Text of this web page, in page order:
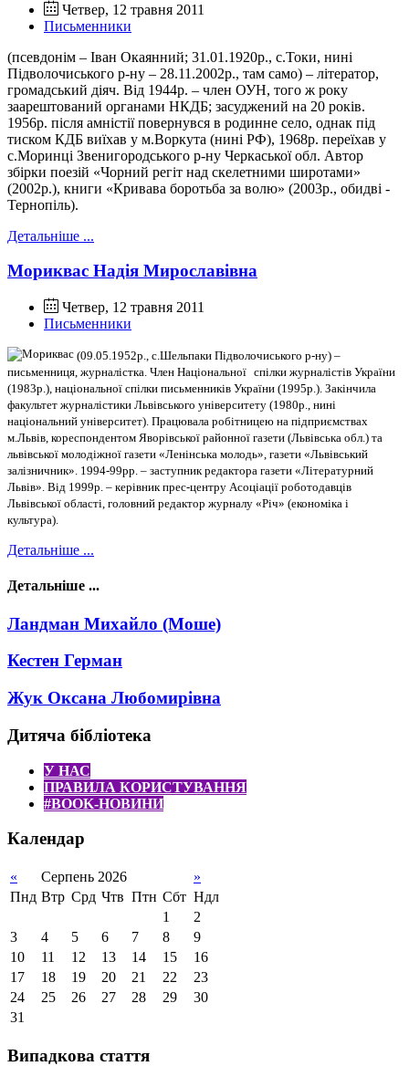
Четвер, 12 травня 2011
Письменники
(псевдонім – Іван Окаянний; 31.01.1920р., с.Токи, нині
Підволочиського р-ну – 28.11.2002р., там само) – літератор,
громадський діяч. Від 1944р. – член ОУН, того ж року
заарештований органами НКДБ; засуджений на 20 років.
1956р. після амністії повернувся в родинне село, однак під
тиском КДБ виїхав у м.Воркута (нині РФ), 1968р. переїхав у
с.Моринці Звенигородського р-ну Черкаської обл. Автор
збірки поезій «Чорний регіт над скелетними широтами»
(2002р.), книги «Кривава боротьба за волю» (2003р., обидві -
Тернопіль).
Детальніше ...
Мориквас Надія Мирославівна
Четвер, 12 травня 2011
Письменники
(09.05.1952р., с.Шельпаки Підволочиського р-ну) –
письменниця, журналістка. Член Національної спілки журналістів України
(1983р.), національної спілки письменників України (1995р.). Закінчила
факультет журналістики Львівського університету (1980р., нині
національний університет). Працювала робітницею на підприємствах
м.Львів, кореспондентом Яворівської районної газети (Львівська обл.) та
львівської молодіжної газети «Ленінська молодь», газети «Львівський
залізничник». 1994-99рр. – заступник редактора газети «Літературний
Львів». Від 1999р. – керівник прес-центру Асоціації роботодавців
Львівської області, головний редактор журналу «Річ» (економіка і
культура).
Детальніше ...
Детальніше ...
Ландман Михайло (Моше)
Кестен Герман
Жук Оксана Любомирівна
Дитяча бібліотека
У НАС
ПРАВИЛА КОРИСТУВАННЯ
#BOOK-НОВИНИ
Календар
« Серпень 2026
»
Пнд Втр Срд Чтв Птн Сбт Ндл
1
2
3
4 5 6 7 8
9
10
11 12 13 14 15
16
17
18 19 20 21 22
23
24
25 26 27 28 29
30
31
Випадкова стаття